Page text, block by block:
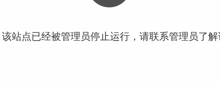
站点已经被管理员停止运行，请联系管理员了